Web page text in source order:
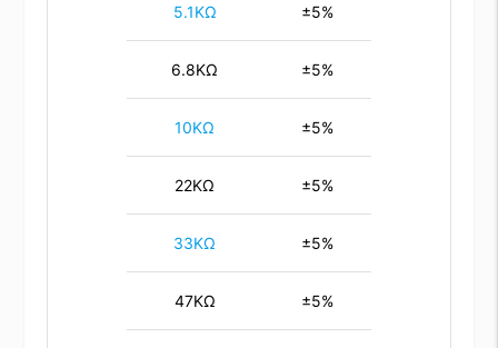
5.1KΩ ±5%
6.8KΩ ±5%
10KΩ ±5%
22KΩ ±5%
33KΩ ±5%
47KΩ ±5%